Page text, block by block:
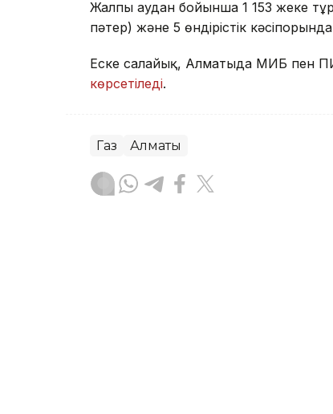
Жалпы аудан бойынша 1 153 жеке
пәтер) және 5 өндірістік
Еске салайық, Алматыда МИБ пен
көрсетіледі.
Газ Алматы